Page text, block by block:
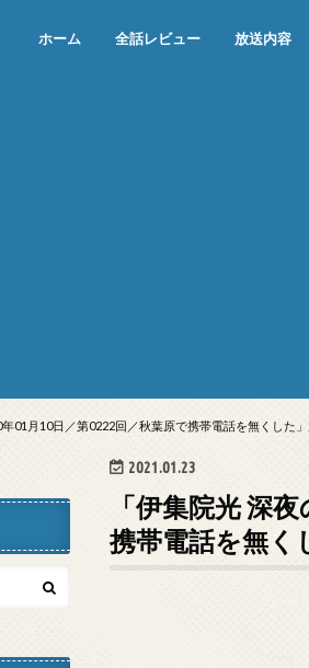
ホーム 全話レビュー 放送内容
年01月10日／第0222回／秋葉原で携帯電話を無くした
2021.01.23
「伊集院光 深
携帯電話を無く